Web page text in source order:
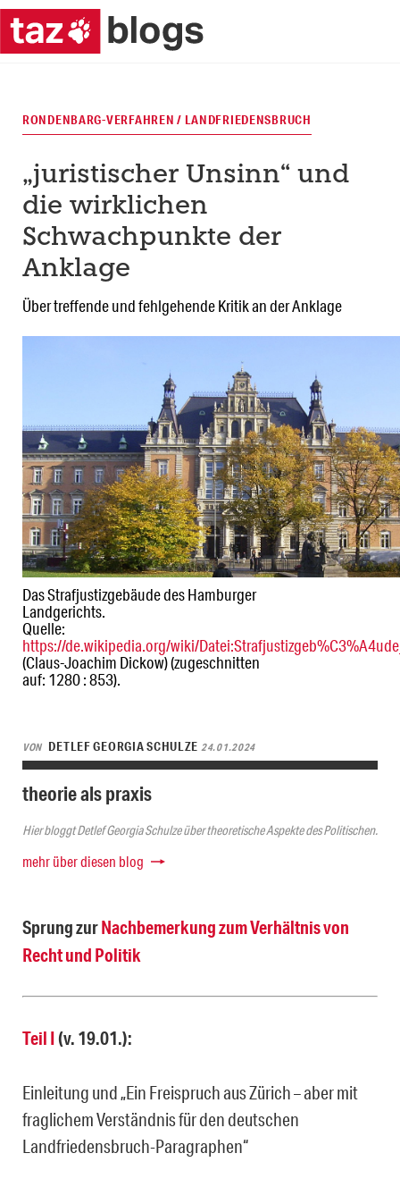
Das Strafjustizgebäude des Hamburger
Landgerichts.
Quelle:
https://de.wikipedia.org/wiki/
(Claus-Joachim Dickow) (zugeschnitten
auf: 1280 : 853).
RONDENBARG-VERFAHREN / LANDFRIEDENSBRUCH
„juristischer Unsinn“ und
die wirklichen
Schwachpunkte der
Anklage
Über treffende und fehlgehende Kritik an der Anklage
VON DETLEF GEORGIA SCHULZE 24.01.2024
theorie als praxis
Hier bloggt Detlef Georgia Schulze über theoretische Aspekte des Politischen.
mehr über diesen blog
Sprung zurNachbemerkung zum Verhältnis von
Recht und Politik
Teil I(v. 19.01.):
Einleitung und „Ein Freispruch aus Zürich – aber mit
fraglichem Verständnis für den deutschen
Landfriedensbruch-Paragraphen“